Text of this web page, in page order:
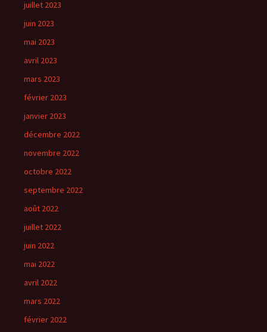
juillet 2023
juin 2023
mai 2023
avril 2023
mars 2023
février 2023
janvier 2023
décembre 2022
novembre 2022
octobre 2022
septembre 2022
août 2022
juillet 2022
juin 2022
mai 2022
avril 2022
mars 2022
février 2022